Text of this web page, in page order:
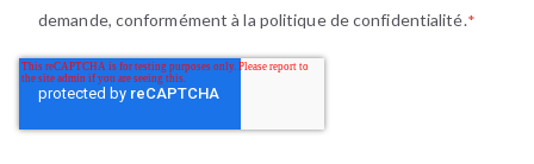
demande, conformément à la politique de confidentialité.*